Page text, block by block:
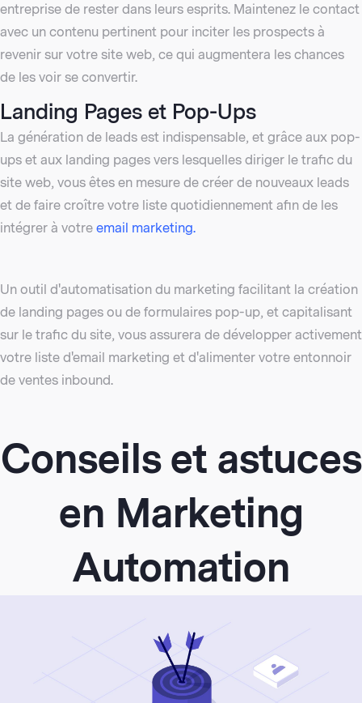
entreprise de rester dans leurs esprits. Maintenez le contact
avec un contenu pertinent pour inciter les prospects à
revenir sur votre site web, ce qui augmentera les chances
de les voir se convertir.
Landing Pages et Pop-Ups
La génération de leads est indispensable, et grâce aux pop-
ups et aux landing pages vers lesquelles diriger le trafic du
site web, vous êtes en mesure de créer de nouveaux leads
et de faire croître votre liste quotidiennement afin de les
intégrer à votre email marketing.
Un outil d'automatisation du marketing facilitant la création
de landing pages ou de formulaires pop-up, et capitalisant
sur le trafic du site, vous assurera de développer activement
votre liste d'email marketing et d'alimenter votre entonnoir
de ventes inbound.
Conseils et astuces
en Marketing
Automation